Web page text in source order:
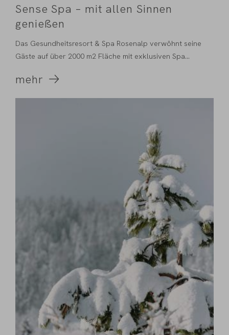
Sense Spa – mit allen Sinnen
genießen
Das Gesundheitsresort & Spa Rosenalp verwöhnt seine
Gäste auf über 2000 m2 Fläche mit exklusiven Spa...
mehr